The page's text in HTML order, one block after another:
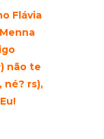
Flávia
não te
né? rs),